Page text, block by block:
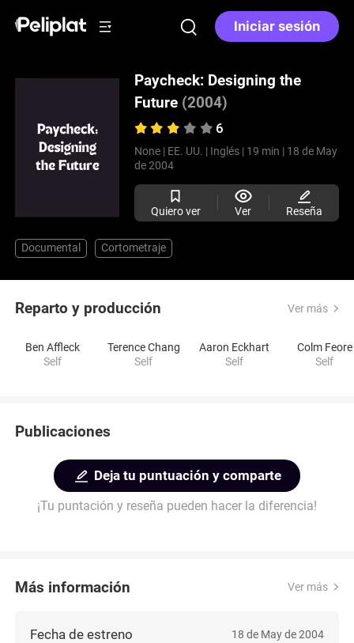
Iniciar sesión
Paycheck: Designing the
Future (2004)
6
None | EE. UU. | Inglés | 19 min | 18 de May
de 2004
Quiero ver Ver Reseña
Documental Cortometraje
Reparto y producción Ver más
Ben Affleck
Self
Terence Chang
Self
Aaron Eckhart
Self
Colm Feore
Self
Publicaciones
Deja tu puntuación y comparte
¡Tu puntación y reseña pueden hacer la diferencia!
Más información Ver más
Fecha de estreno 18 de May de 2004